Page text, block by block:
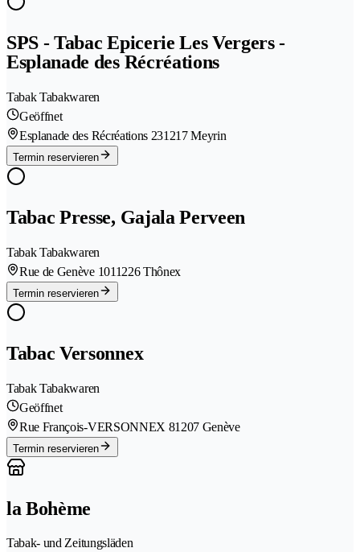
SPS - Tabac Epicerie Les Vergers -
Esplanade des Récréations
Tabak Tabakwaren
Geöffnet
Esplanade des Récréations 231217 Meyrin
Termin reservieren
Tabac Presse, Gajala Perveen
Tabak Tabakwaren
Rue de Genève 1011226 Thônex
Termin reservieren
Tabac Versonnex
Tabak Tabakwaren
Geöffnet
Rue François-VERSONNEX 81207 Genève
Termin reservieren
la Bohème
Tabak- und Zeitungsläden